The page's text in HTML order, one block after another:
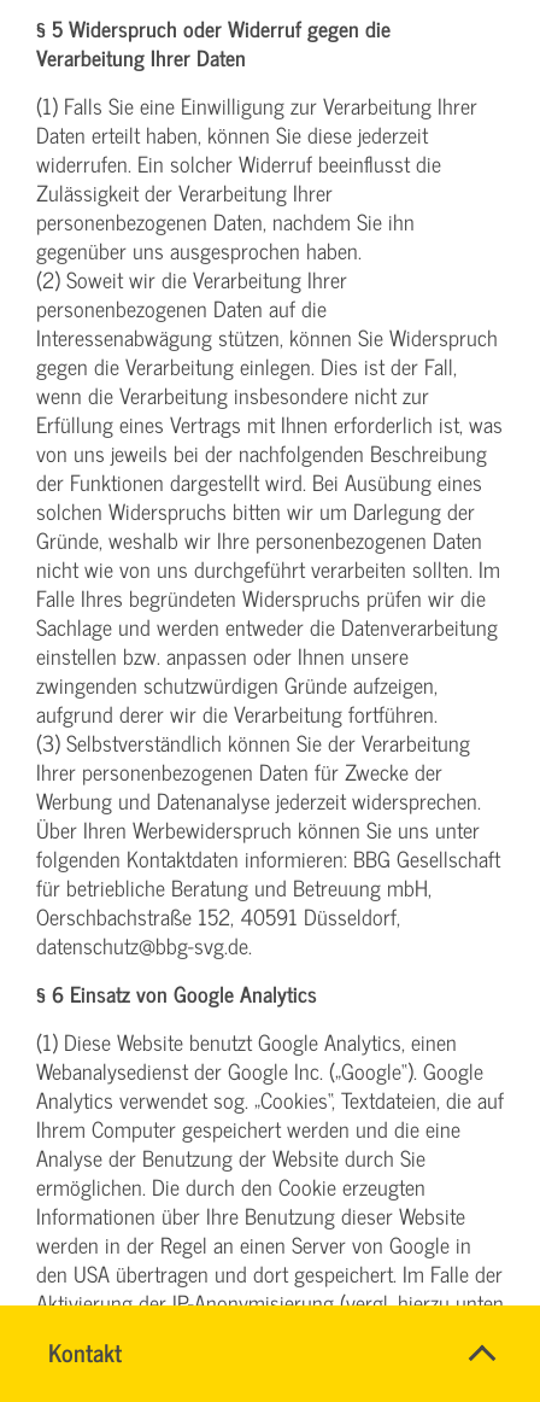
Kontakt
INGO
Name*
§ 5 Widerspruch oder Widerruf gegen die
Verarbeitung Ihrer Daten
(1) Falls Sie eine Einwilligung zur Verarbeitung Ihrer
Daten erteilt haben, können Sie diese jederzeit
widerrufen. Ein solcher Widerruf beeinflusst die
Zulässigkeit der Verarbeitung Ihrer
personenbezogenen Daten, nachdem Sie ihn
gegenüber uns ausgesprochen haben.
(2) Soweit wir die Verarbeitung Ihrer
personenbezogenen Daten auf die
Interessenabwägung stützen, können Sie Widerspruch
gegen die Verarbeitung einlegen. Dies ist der Fall,
wenn die Verarbeitung insbesondere nicht zur
Erfüllung eines Vertrags mit Ihnen erforderlich ist, was
von uns jeweils bei der nachfolgenden Beschreibung
der Funktionen dargestellt wird. Bei Ausübung eines
solchen Widerspruchs bitten wir um Darlegung der
Gründe, weshalb wir Ihre personenbezogenen Daten
nicht wie von uns durchgeführt verarbeiten sollten. Im
Falle Ihres begründeten Widerspruchs prüfen wir die
Sachlage und werden entweder die Datenverarbeitung
einstellen bzw. anpassen oder Ihnen unsere
zwingenden schutzwürdigen Gründe aufzeigen,
aufgrund derer wir die Verarbeitung fortführen.
(3) Selbstverständlich können Sie der Verarbeitung
Ihrer personenbezogenen Daten für Zwecke der
Werbung und Datenanalyse jederzeit widersprechen.
Über Ihren Werbewiderspruch können Sie uns unter
folgenden Kontaktdaten informieren: BBG Gesellschaft
für betriebliche Beratung und Betreuung mbH,
Oerschbachstraße 152, 40591 Düsseldorf,
datenschutz@bbg-svg.de.
§ 6 Einsatz von Google Analytics
(1) Diese Website benutzt Google Analytics, einen
Webanalysedienst der Google Inc. („Google“). Google
Analytics verwendet sog. „Cookies“, Textdateien, die auf
Ihrem Computer gespeichert werden und die eine
Analyse der Benutzung der Website durch Sie
ermöglichen. Die durch den Cookie erzeugten
Informationen über Ihre Benutzung dieser Website
werden in der Regel an einen Server von Google in
den USA übertragen und dort gespeichert. Im Falle der
Aktivierung der IP-Anonymisierung (vergl. hierzu unten
von Google jedoch innerhalb von Mitgliedstaaten der